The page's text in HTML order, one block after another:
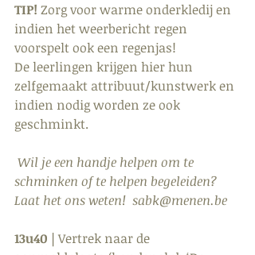
TIP! Zorg voor warme onderkledij en
indien het weerbericht regen
voorspelt ook een regenjas!
De leerlingen krijgen hier hun
zelfgemaakt attribuut/kunstwerk en
indien nodig worden ze ook
geschminkt.
Wil je een handje helpen om te
schminken of te helpen begeleiden?
Laat het ons weten!  sabk@menen.be
13u40 | Vertrek naar de